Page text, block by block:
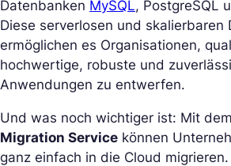
Datenbanken MySQL, PostgreSQL
Diese serverlosen und skalierbaren
ermöglichen es Organisationen,
hochwertige, robuste und
Anwendungen zu entwerfen.
Und was noch wichtiger ist: Mit dem
Migration Service können
ganz einfach in die Cloud migrieren.